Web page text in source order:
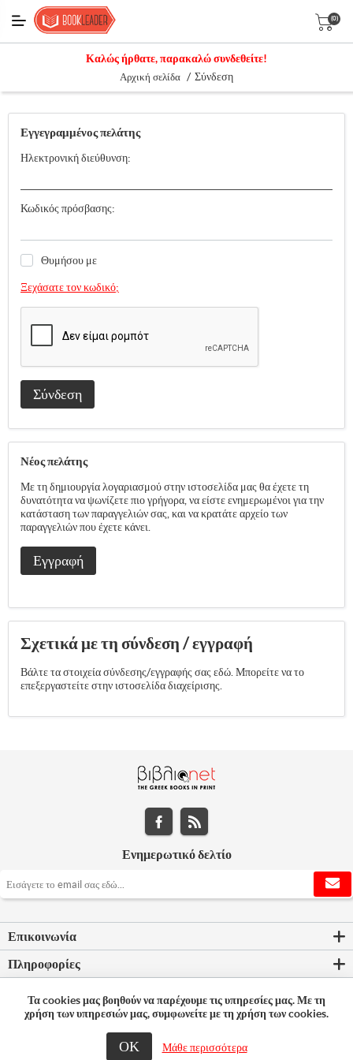
(0)
Καλώς ήρθατε, παρακαλώ συνδεθείτε!
Αρχική σελίδα / Σύνδεση
Εγγεγραμμένος πελάτης
Ηλεκτρονική διεύθυνση:
Κωδικός πρόσβασης:
Θυμήσου με
Ξεχάσατε τον κωδικό;
Σύνδεση
Νέος πελάτης
Με τη δημιουργία λογαριασμού στην ιστοσελίδα μας θα έχετε τη
δυνατότητα να ψωνίζετε πιο γρήγορα, να είστε ενημερωμένοι για την
κατάσταση των παραγγελιών σας, και να κρατάτε αρχείο των
παραγγελιών που έχετε κάνει.
Εγγραφή
Σχετικά με τη σύνδεση / εγγραφή
Βάλτε τα στοιχεία σύνδεσης/εγγραφής σας εδώ. Μπορείτε να το
επεξεργαστείτε στην ιστοσελίδα διαχείρισης.
Ενημερωτικό δελτίο
Επικοινωνία
Πληροφορίες
Ο λογαριασμός μου
© 2026 Bookleader
Τα cookies μας βοηθούν να παρέχουμε τις υπηρεσίες μας. Με τη
χρήση των υπηρεσιών μας, συμφωνείτε με τη χρήση των cookies.
ΟΚ Μάθε περισσότερα